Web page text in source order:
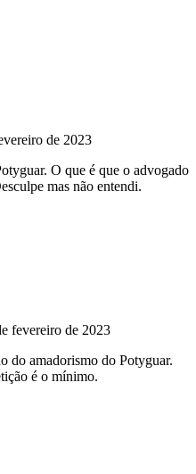
de 2023
O que é que o advogado
mas não entendi.
fevereiro de 2023
do amadorismo do Potyguar.
é o mínimo.